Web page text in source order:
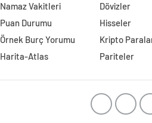
Namaz Vakitleri
Puan Durumu
Örnek Burç Yorumu
Harita-Atlas
Dövizler
Hisseler
Kripto
Pariteler